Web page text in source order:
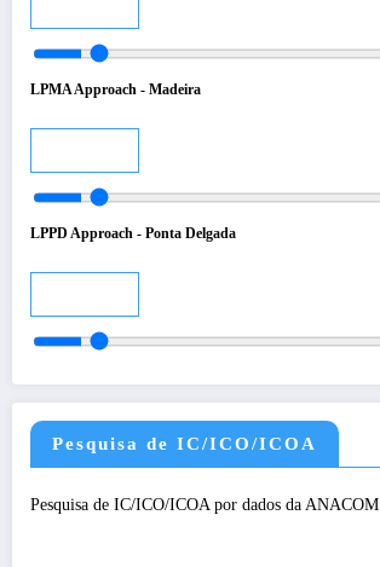
LPMA Approach - Madeira
LPPD Approach - Ponta Delgada
Pesquisa de IC/ICO/ICOA
Pesquisa de IC/ICO/ICOA por dados da ANACOM